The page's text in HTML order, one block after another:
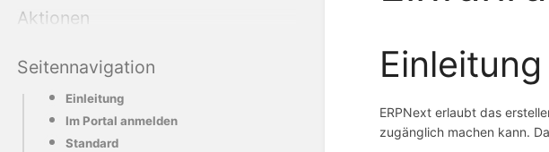
Aktionen
Seitennavigation
Einleitung
Im Portal anmelden
Standard
Einleitung
ERPNext erlaubt das
zugänglich machen kann.